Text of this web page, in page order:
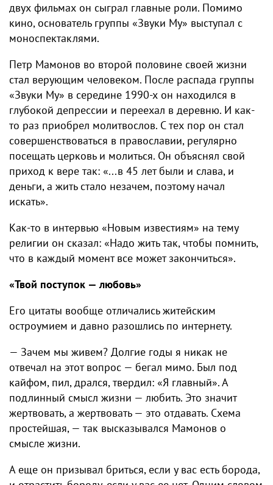
двух фильмах он сыграл главные роли. Помимо
кино, основатель группы «Звуки Му» выступал с
моноспектаклями.
Петр Мамонов во второй половине своей жизни
стал верующим человеком. После распада группы
«Звуки Му» в середине 1990-х он находился в
глубокой депрессии и переехал в деревню. И как-
то раз приобрел молитвослов. С тех пор он стал
совершенствоваться в православии, регулярно
посещать церковь и молиться. Он объяснял свой
приход к вере так: «...в 45 лет были и слава, и
деньги, а жить стало незачем, поэтому начал
искать».
Как-то в интервью «Новым известиям» на тему
религии он сказал: «Надо жить так, чтобы помнить,
что в каждый момент все может закончиться».
«Твой поступок — любовь»
Его цитаты вообще отличались житейским
остроумием и давно разошлись по интернету.
— Зачем мы живем? Долгие годы я никак не
отвечал на этот вопрос — бегал мимо. Был под
кайфом, пил, дрался, твердил: «Я главный». А
подлинный смысл жизни — любить. Это значит
жертвовать, а жертвовать — это отдавать. Схема
простейшая, — так высказывался Мамонов о
смысле жизни.
А еще он призывал бриться, если у вас есть борода,